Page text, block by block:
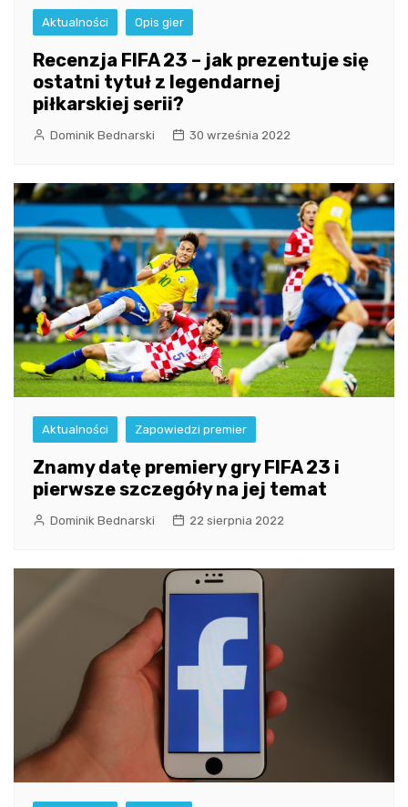
Aktualności Opis gier
Recenzja FIFA 23 – jak prezentuje się
ostatni tytuł z legendarnej
piłkarskiej serii?
Dominik Bednarski 30 września 2022
Aktualności Zapowiedzi premier
Znamy datę premiery gry FIFA 23 i
pierwsze szczegóły na jej temat
Dominik Bednarski 22 sierpnia 2022